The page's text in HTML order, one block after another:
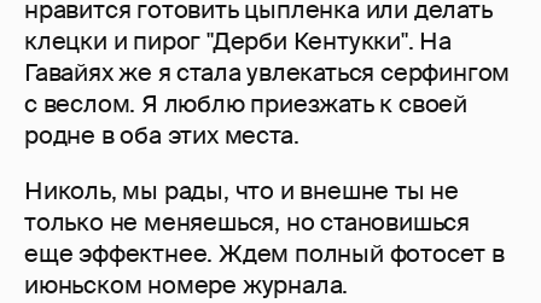
нравится готовить цыпленка или делать
клецки и пирог "Дерби Кентукки". На
Гавайях же я стала увлекаться серфингом
с веслом. Я люблю приезжать к своей
родне в оба этих места.
Николь, мы рады, что и внешне ты не
только не меняешься, но становишься
еще эффектнее. Ждем полный фотосет в
июньском номере журнала.